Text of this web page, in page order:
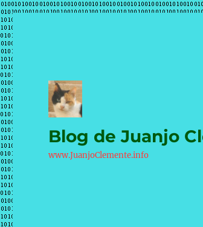
Blog de Juanjo
www.JuanjoClemente.info